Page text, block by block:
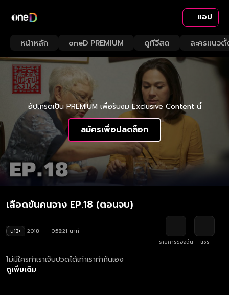
แอป
หน้าหลัก oneD PREMIUM ดูทีวีสด ละครแนวตั้
อัปเกรดเป็น PREMIUM เพื่อรับชม Exclusive Content นี้
สมัครเพื่อปลดล็อก
เลือดข้นคนจาง EP.18 (ตอนจบ)
น13+ 2018
0:58:21 นาที
รายการของฉัน
แชร์
ไม่มีใครทำเราเจ็บปวดได้เท่าเราทำกันเอง
ดูเพิ่มเติม